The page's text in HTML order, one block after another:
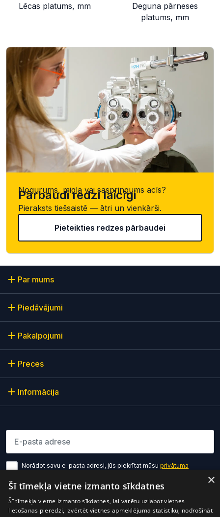
Lēcas platums, mm
Deguna pārneses
platums, mm
Nogurums, migla vai saspringums acīs?
Pārbaudi redzi laicīgi
Pieraksts tiešsaistē — ātri un vienkārši.
Pieteikties redzes pārbaudei
Par mums
Piedāvājumi
Pakalpojumi
Preces
Informācija
Lūdzu ievadiet e-pasta adresi
Norādot savu e-pasta adresi, jūs piekrītat mūsu privātuma
Pierakstīties
×
Šī tīmekļa vietne izmanto sīkdatnes
Šī tīmekļa vietne izmanto sīkdatnes, lai varētu uzlabot vietnes
lietošanas pieredzi, izvērtēt vietnes apmeklējuma statistiku, nodrošināt